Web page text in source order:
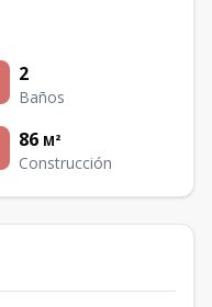
2
Baños
86 M²
Construcción